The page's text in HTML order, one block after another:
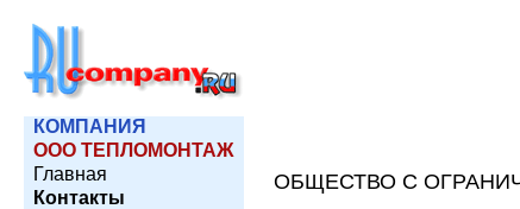
КОМПАНИЯ
ООО ТЕПЛОМОНТАЖ
Главная
Контакты
ОБЩЕСТВО С